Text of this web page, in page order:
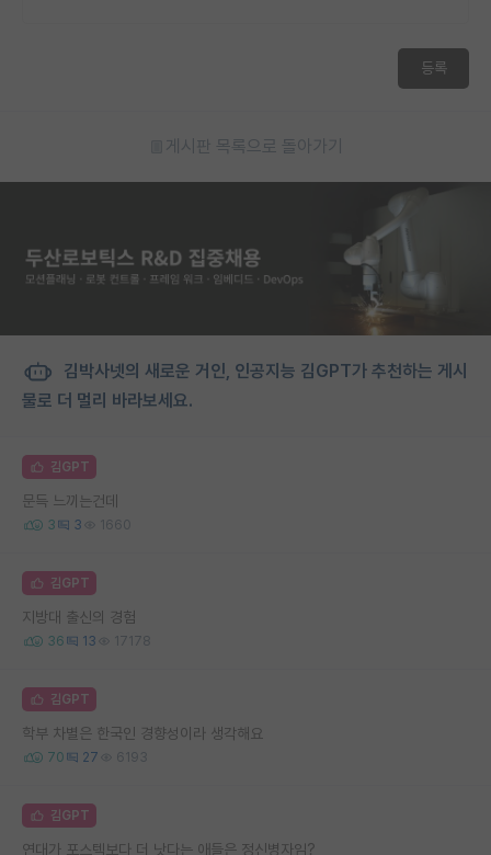
등록
게시판 목록으로 돌아가기
김박사넷의 새로운 거인, 인공지능 김GPT가 추천하는 게시
물로 더 멀리 바라보세요.
김GPT
문득 느끼는건데
3 3 1660
김GPT
지방대 출신의 경험
36 13 17178
김GPT
학부 차별은 한국인 경향성이라 생각해요
70 27 6193
김GPT
연대가 포스텍보다 더 낫다는 애들은 정신병자임?